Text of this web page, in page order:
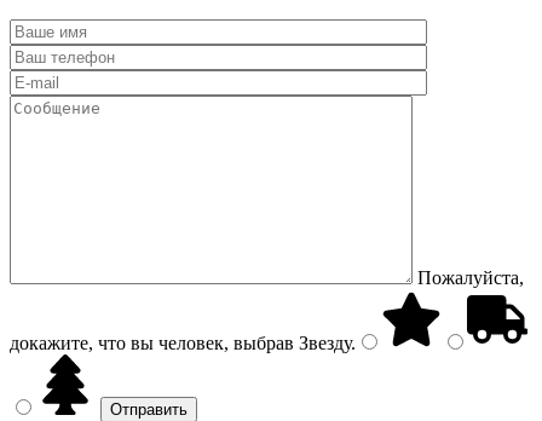
Пожалуйста,
докажите, что вы человек, выбрав Звезду.